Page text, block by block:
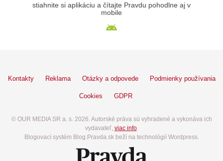
stiahnite si aplikáciu a čítajte Pravdu pohodlne aj v
mobile
Kontakty Reklama Otázky a odpovede Podmienky používania
Cookies GDPR
© OUR MEDIA SR a. s. 2026. Autorské práva sú vyhradené a vykonáva ich
vydavateľ, viac info.
Blogovací systém Blog.Pravda.sk beží na technológií Wordpress.